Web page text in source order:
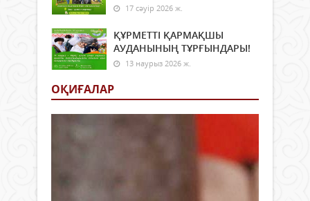
17 сәуір 2026 ж.
ҚҰРМЕТТІ ҚАРМАҚШЫ
АУДАНЫНЫҢ ТҰРҒЫНДАРЫ!
13 наурыз 2026 ж.
ОҚИҒАЛАР